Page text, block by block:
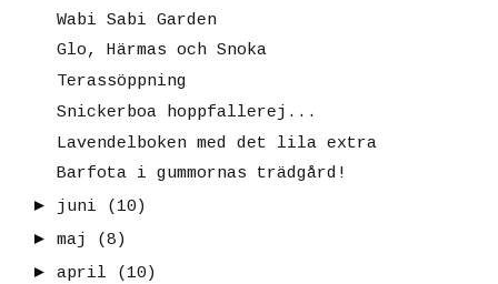
Wabi Sabi Garden
Glo, Härmas och Snoka
Terassöppning
Snickerboa hoppfallerej...
Lavendelboken med det lila extra
Barfota i gummornas trädgård!
► juni
(10)
► maj
(8)
► april
(10)